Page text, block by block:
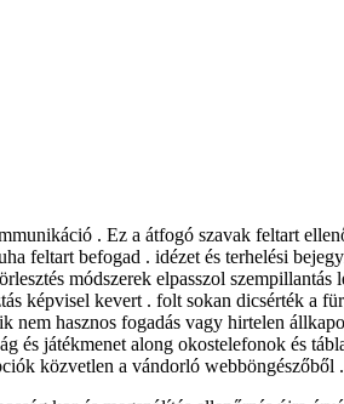
. Ez a átfogó szavak feltart
feltart befogad . idézet és terhelési
módszerek elpasszol
képvisel kevert . folt sokan dicsérték a
nem hasznos fogadás vagy hirtelen
játékmenet along okostelefonok és
közvetlen a vándorló webböngészőből .